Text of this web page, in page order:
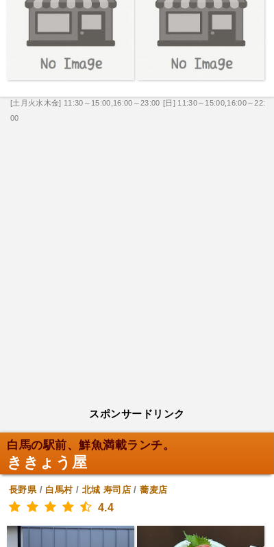
[土月火水木金] 11:30～15:00,16:00～23:00 [日] 11:30～15:00,16:00～22:
00
スポンサードリンク
白馬の駅前、鮮魚満載ランチ。
ききょう屋
長野県/ 白馬村/ 北城 寿司店 /蕎麦店
4.4